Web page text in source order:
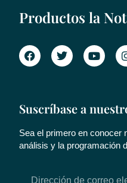
Productos la
Suscríbase a
Sea el primero en conocer
análisis y la programación